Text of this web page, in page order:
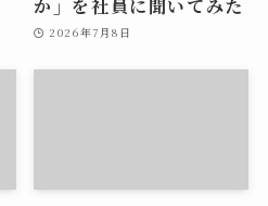
か」を社員に聞いてみた
2026年7月8日